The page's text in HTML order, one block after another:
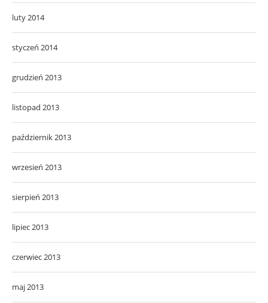
luty 2014
styczeń 2014
grudzień 2013
listopad 2013
październik 2013
wrzesień 2013
sierpień 2013
lipiec 2013
czerwiec 2013
maj 2013